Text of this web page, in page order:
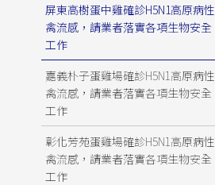
屏東高樹蛋中雞確診H5N1高原病性
禽流感，請業者落實各項生物安全
工作
嘉義朴子蛋雞場確診H5N1高原病性
禽流感，請業者落實各項生物安全
工作
彰化芳苑蛋雞場確診H5N1高原病性
禽流感，請業者落實各項生物安全
工作